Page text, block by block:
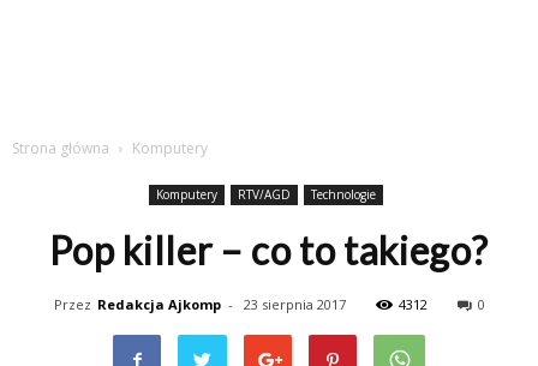
Strona główna Komputery
Komputery RTV/AGD Technologie
Pop killer – co to takiego?
Przez Redakcja Ajkomp - 23 sierpnia 2017 4312 0